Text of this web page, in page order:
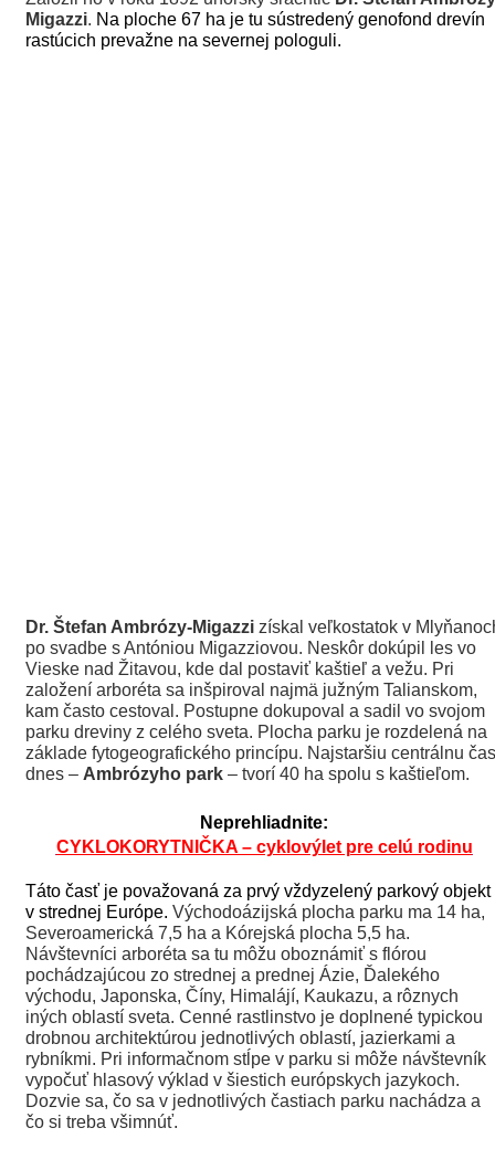
Migazzi. Na ploche 67 ha je tu sústredený genofond drevín
rastúcich prevažne na severnej pologuli.
Dr. Štefan Ambrózy-Migazzi získal veľkostatok v
po svadbe s Antóniou Migazziovou. Neskôr dokúpil les vo
Vieske nad Žitavou, kde dal postaviť kaštieľ a vežu. Pri
založení arboréta sa inšpiroval najmä južným Talianskom,
kam často cestoval. Postupne dokupoval a sadil vo svojom
parku dreviny z celého sveta. Plocha parku je rozdelená na
základe fytogeografického princípu. Najstaršiu centrálnu
dnes – Ambrózyho park – tvorí 40 ha spolu s kaštieľom.
Neprehliadnite:
CYKLOKORYTNIČKA – cyklovýlet pre celú rodinu
Táto časť je považovaná za prvý vždyzelený parkový objekt
v strednej Európe. Východoázijská plocha parku ma 14 ha,
Severoamerická 7,5 ha a Kórejská plocha 5,5 ha.
Návštevníci arboréta sa tu môžu oboznámiť s flórou
pochádzajúcou zo strednej a prednej Ázie, Ďalekého
východu, Japonska, Číny, Himalájí, Kaukazu, a rôznych
iných oblastí sveta. Cenné rastlinstvo je doplnené typickou
drobnou architektúrou jednotlivých oblastí, jazierkami a
rybníkmi. Pri informačnom stĺpe v parku si môže návštevník
vypočuť hlasový výklad v šiestich európskych jazykoch.
Dozvie sa, čo sa v jednotlivých častiach parku nachádza a
čo si treba všimnúť.